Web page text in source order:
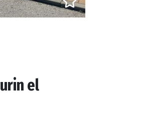
el